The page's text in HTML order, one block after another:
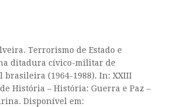
Terrorismo de Estado e
ditadura cívico-militar de
brasileira (1964-1988). In: XXIII
História – História: Guerra e Paz –
Disponível em: